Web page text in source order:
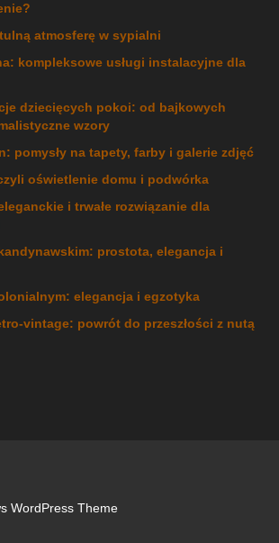
atmosferę w sypialni
kompleksowe usługi instalacyjne dla
dziecięcych pokoi: od bajkowych
wzory
pomysły na tapety, farby i galerie zdjęć
oświetlenie domu i podwórka
i trwałe rozwiązanie dla
prostota, elegancja i
elegancja i egzotyka
vintage: powrót do przeszłości z nutą
WordPress Theme